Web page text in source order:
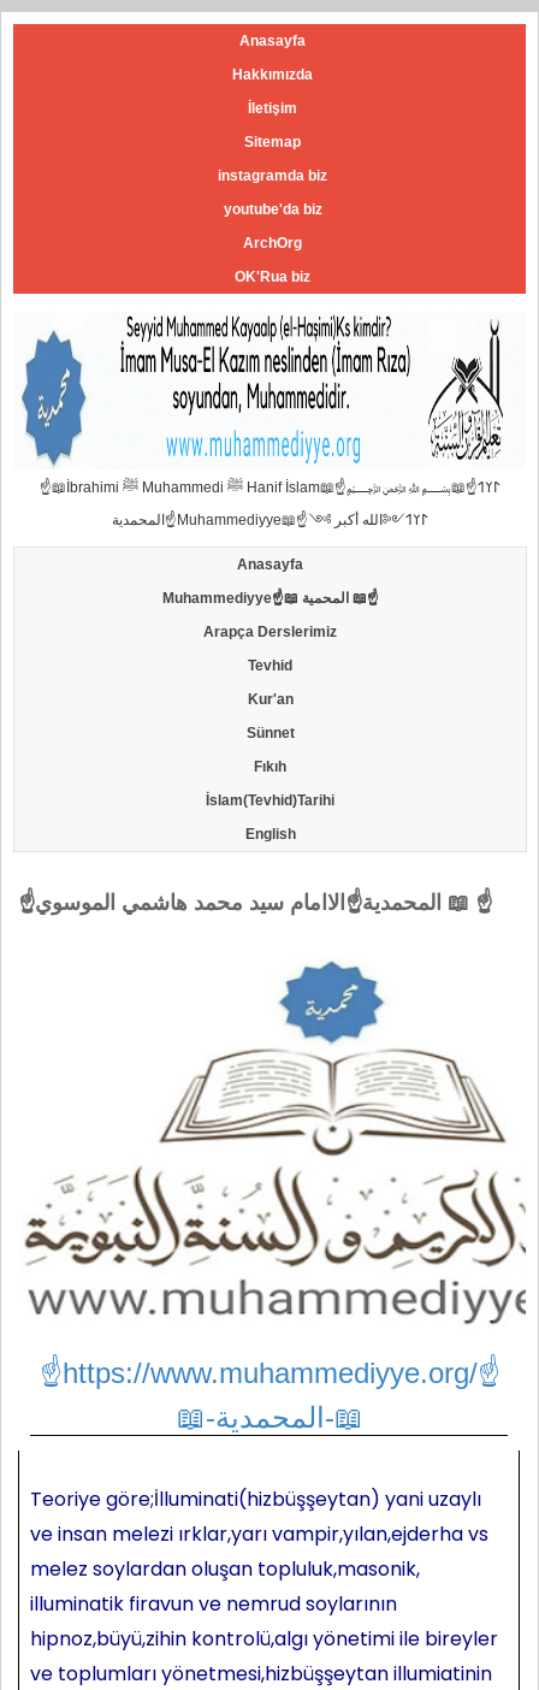
Anasayfa
Hakkımızda
İletişim
Sitemap
instagramda biz
youtube'da biz
ArchOrg
OK'Rua biz
☝📖İbrahimi ﷺ Muhammedi ﷺ Hanif İslam📖☝﷽𐰃𐰠𐰯☝📖
المحمدية☝Muhammediyye📖☝𐰃𐰠𐰯༺الله أكبر ༻
Anasayfa
Muhammediyye☝📖 المحمية 📖☝
Arapça Derslerimiz
Tevhid
Kur'an
Sünnet
Fıkıh
İslam(Tevhid)Tarihi
English
☝المحمدية☝الاامام سيد محمد هاشمي الموسوي 📖 ☝
☝https://www.muhammediyye.org/☝
📖-المحمدية-📖
Teoriye göre;İlluminati(hizbüşşeytan) yani uzaylı
ve insan melezi ırklar,yarı vampir,yılan,ejderha vs
melez soylardan oluşan topluluk,masonik,
illuminatik firavun ve nemrud soylarının
hipnoz,büyü,zihin kontrolü,algı yönetimi ile bireyler
ve toplumları yönetmesi,hizbüşşeytan illumiatinin